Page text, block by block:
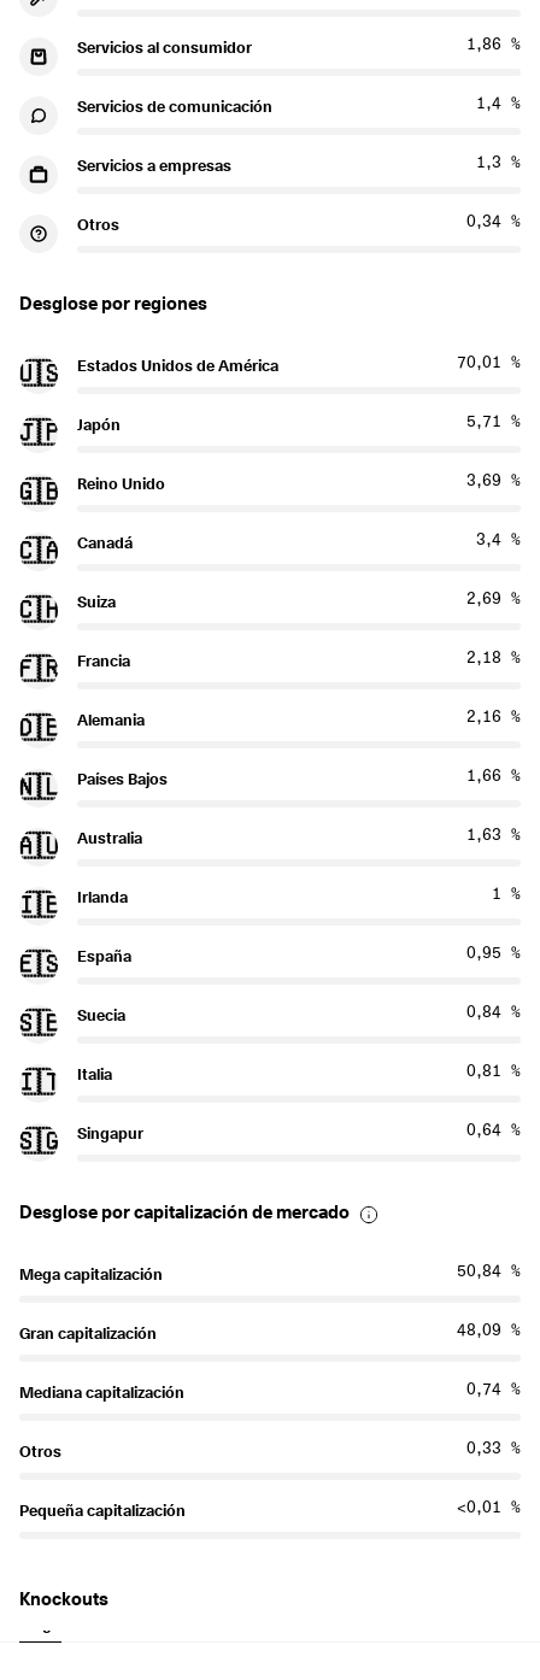
Servicios al consumidor 1,86 %
Servicios de comunicación 1,4 %
Servicios a empresas 1,3 %
Otros 0,34 %
Desglose por regiones
🇺🇸 Estados Unidos de América 70,01 %
🇯🇵 Japón 5,71 %
🇬🇧 Reino Unido 3,69 %
🇨🇦 Canadá 3,4 %
🇨🇭 Suiza 2,69 %
🇫🇷 Francia 2,18 %
🇩🇪 Alemania 2,16 %
🇳🇱 Países Bajos 1,66 %
🇦🇺 Australia 1,63 %
🇮🇪 Irlanda 1 %
🇪🇸 España 0,95 %
🇸🇪 Suecia 0,84 %
🇮🇹 Italia 0,81 %
🇸🇬 Singapur 0,64 %
Desglose por capitalización de mercado
Mega capitalización 50,84 %
Gran capitalización 48,09 %
Mediana capitalización 0,74 %
Otros 0,33 %
Pequeña capitalización <0,01 %
Knockouts